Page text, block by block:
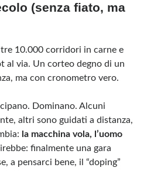
(senza fiato, ma
10.000 corridori in carne e
al via. Un corteo degno di un
ma con cronometro vero.
Dominano. Alcuni
altri sono guidati a distanza,
la macchina vola, l’uomo
finalmente una gara
a pensarci bene, il “doping”